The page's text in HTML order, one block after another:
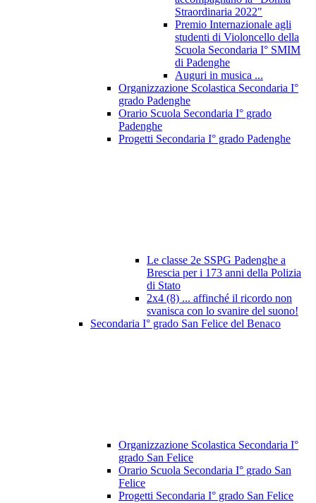
Straordinaria 2022"
Premio Internazionale agli
studenti di Violoncello della
Scuola Secondaria I° SMIM
di Padenghe
Auguri in musica ...
Organizzazione Scolastica Secondaria I°
grado Padenghe
Orario Scuola Secondaria I° grado
Padenghe
Progetti Secondaria I° grado Padenghe
Le classe 2e SSPG Padenghe a
Brescia per i 173 anni della Polizia
di Stato
2x4 (8) ... affinché il ricordo non
svanisca con lo svanire del suono!
Secondaria I° grado San Felice del Benaco
Organizzazione Scolastica Secondaria I°
grado San Felice
Orario Scuola Secondaria I° grado San
Felice
Progetti Secondaria I° grado San Felice